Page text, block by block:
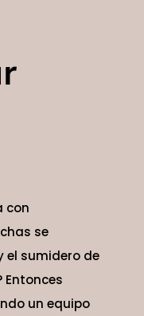
con
se
sumidero de
un equipo